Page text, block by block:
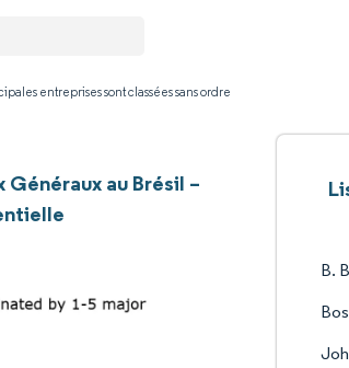
entreprises sont classées sans ordre
au Brésil –
B.